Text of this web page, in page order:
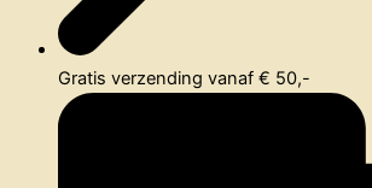
Gratis verzending vanaf € 50,-